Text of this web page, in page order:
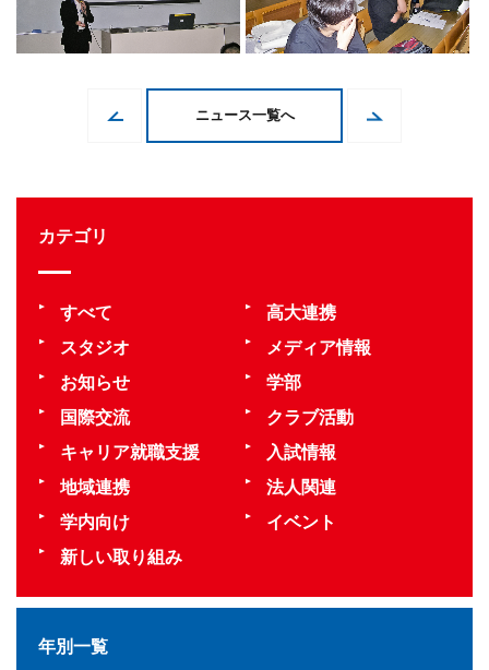
ニュース一覧へ
カテゴリ
すべて
高大連携
スタジオ
メディア情報
お知らせ
学部
国際交流
クラブ活動
キャリア就職支援
入試情報
地域連携
法人関連
学内向け
イベント
新しい取り組み
年別一覧